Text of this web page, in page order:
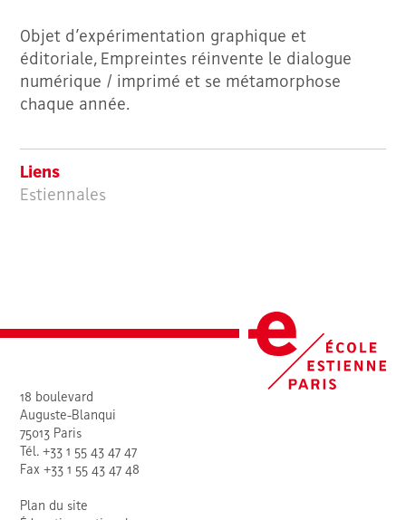
Objet d’expérimentation graphique et
éditoriale, Empreintes réinvente le dialogue
numérique / imprimé et se métamorphose
chaque année.
Liens
Estiennales
18 boulevard
Auguste-Blanqui
75013 Paris
Tél. +33 1 55 43 47 47
Fax +33 1 55 43 47 48
Plan du site